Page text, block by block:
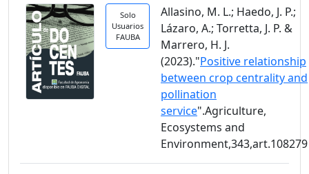
Solo
Usuarios
FAUBA
Allasino, M. L.; Haedo, J. P.;
Lázaro, A.; Torretta, J. P. &
Marrero, H. J.
(2023)."Positive relationship
between crop centrality and
pollination
service".Agriculture,
Ecosystems and
Environment,343,art.108279